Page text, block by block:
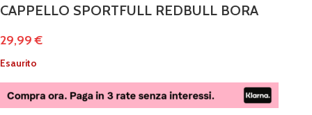
CAPPELLO SPORTFULL REDBULL BORA
29,99€
Esaurito